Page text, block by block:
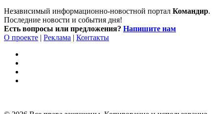
Независимый информационно-новостной портал Командир.
Последние новости и события дня!
Есть вопросы или предложения? Напишите нам
О проекте | Реклама | Контакты